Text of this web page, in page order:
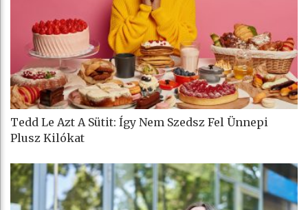
Tedd Le Azt A Sütit: Így Nem Szedsz Fel Ünnepi
Plusz Kilókat